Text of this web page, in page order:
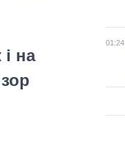
на
01:24